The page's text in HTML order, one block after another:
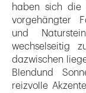
haben sich die
vorgehängter
und
wechselseitig
dazwischen
Blendund
reizvolle